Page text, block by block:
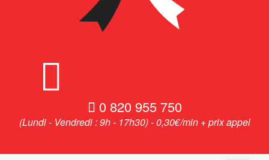
0 820 955 750
(Lundi - Vendredi : 9h - 17h30) - 0,30€/min + prix appel